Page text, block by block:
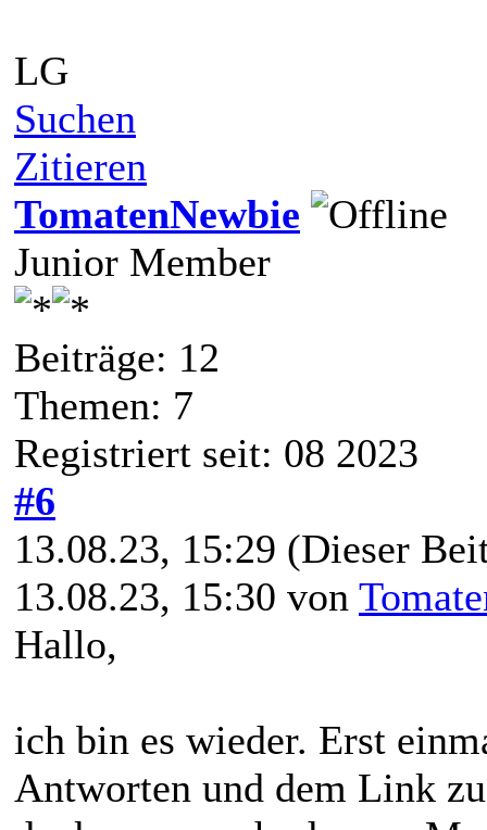
LG
Suchen
Zitieren
TomatenNewbie
Junior Member
Beiträge: 12
Themen: 7
Registriert seit: 08 2023
#6
13.08.23, 15:29 (Dieser
13.08.23, 15:30 von
Hallo,
ich bin es wieder. Erst
Antworten und dem Link